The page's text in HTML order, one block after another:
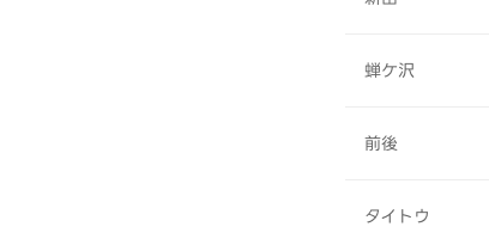
蝉ケ沢
前後
タイトウ